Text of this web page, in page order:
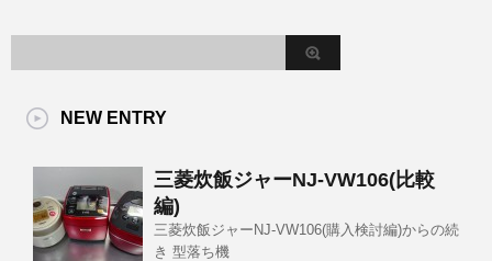
NEW ENTRY
三菱炊飯ジャーNJ-VW106(比較
編)
三菱炊飯ジャーNJ-VW106(購入検討編)からの続
き 型落ち機